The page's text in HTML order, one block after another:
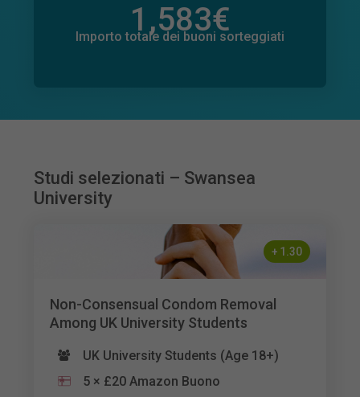
1,583€
Importo totale dei buoni sorteggiati
69€
Importo totale delle donazioni promesse
Studi selezionati – Swansea
University
+ 1.30
Non-Consensual Condom Removal
Among UK University Students
UK University Students (Age 18+)
5 × £20 Amazon Buono